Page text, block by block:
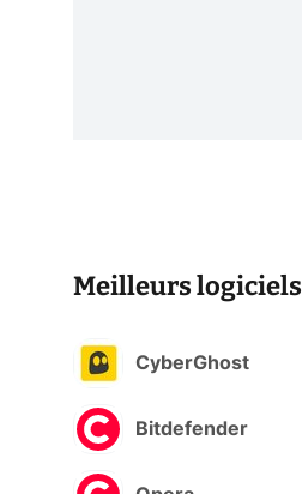
Meilleurs logiciels
CyberGhost
Bitdefender